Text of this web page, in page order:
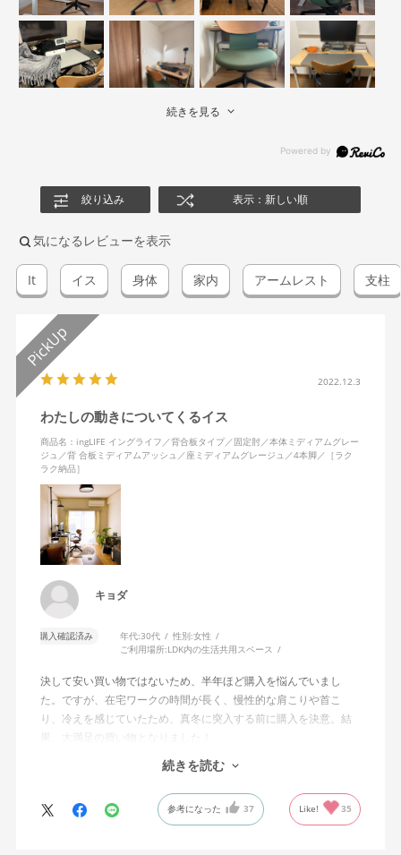
続きを見る
絞り込み 表示：新しい順
気になるレビューを表示
It イス 身体 家内 アームレスト 支柱
2022.12.3
わたしの動きについてくるイス
商品名：ingLIFE イングライフ／背合板タイプ／固定肘／本体ミディアムグレー
ジュ／背 合板ミディアムアッシュ／座ミディアムグレージュ／4本脚／［ラク
ラク納品］
キョダ
購入確認済み 年代:30代 性別:女性
ご利用場所:LDK内の生活共用スペース
決して安い買い物ではないため、半年ほど購入を悩んでいまし
た。ですが、在宅ワークの時間が長く、慢性的な肩こりや首こ
り、冷えを感じていたため、真冬に突入する前に購入を決意。結
果、大満足の買い物となりました！
わたしはモニター2台を使って作業をしていますが、前のめりの姿
勢で作業に集中をしたいときも、少し引いて2台のモニター全体を
俯瞰したいときも、自分の動きに座面が前後してついてきてくれ
続きを読む
参考になった 37 Like! 35